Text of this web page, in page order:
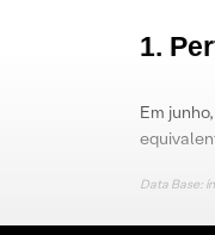
1.
Em
Data Base: